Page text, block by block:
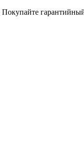
Покупайте